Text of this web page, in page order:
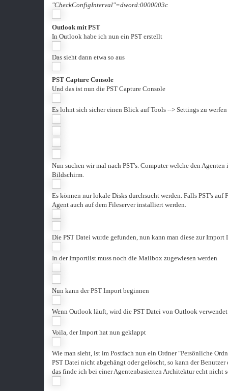
"CheckConfigInterval"=dword:0000003c
Outlook mit PST
In Outlook habe ich nun ein PST erstellt
Das sieht dann etwa so aus
PST Capture Console
Und das ist nun die PST Capture Console
Es lohnt sich sicher einen Blick auf Tools --> Settings zu werfen
Nun suchen wir mal nach PST's. Computer welche den
Bildschirm.
Es können nur lokale Disks durchsucht werden. Falls PST's
Agent auch auf dem Fileserver installiert werden.
Die PST Datei wurde gefunden, nun kann man diese zur
In der Importlist muss noch die Mailbox zugewiesen werden
Nun kann der PST Import beginnen
Wenn Outlook läuft, wird die PST Datei von Outlook
Voila, der Import hat nun geklappt
Wie man sieht, ist im Postfach nun ein Ordner "Persönliche
PST Datei nicht abgehängt oder gelöscht, so kann der
das finde ich bei einer Agentenbasierten Architektur echt nicht